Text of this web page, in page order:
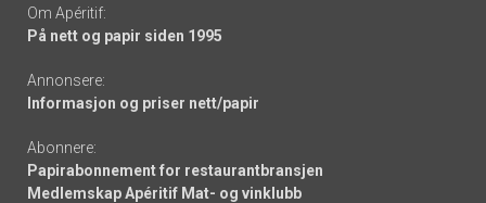
Om Apéritif:
På nett og papir siden 1995
Annonsere:
Informasjon og priser nett/papir
Abonnere:
Papirabonnement for restaurantbransjen
Medlemskap Apéritif Mat- og vinklubb